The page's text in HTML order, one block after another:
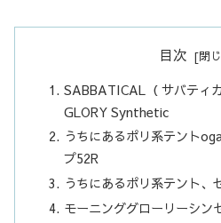
目次
SABBATICAL（ サバティ
GLORY Synthetic
うちにあるポリ系テント
プ52R
うちにあるポリ系テント
モーニンググローリーシン